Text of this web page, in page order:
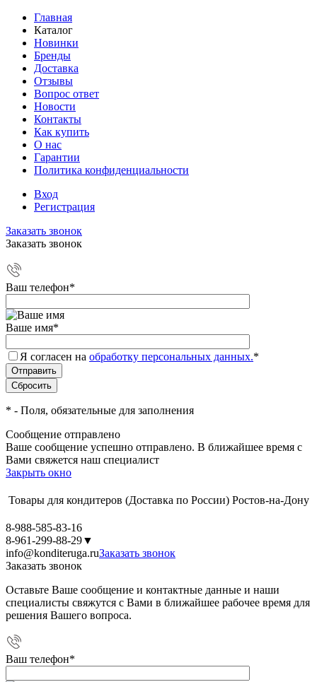
Главная
Каталог
Новинки
Бренды
Доставка
Отзывы
Вопрос ответ
Новости
Контакты
Как купить
О нас
Гарантии
Политика конфиденциальности
Вход
Регистрация
Заказать звонок
Заказать звонок
Ваш телефон*
Ваше имя*
Я согласен на обработку персональных данных.*
* - Поля, обязательные для заполнения
Сообщение отправлено
Ваше сообщение успешно отправлено. В ближайшее время с
Вами свяжется наш специалист
Закрыть окно
Товары для кондитеров (Доставка по России) Ростов-на-Дону
8-988-585-83-16
8-961-299-88-29▼
info@konditeruga.ruЗаказать звонок
Заказать звонок
Оставьте Ваше сообщение и контактные данные и наши
специалисты свяжутся с Вами в ближайшее рабочее время для
решения Вашего вопроса.
Ваш телефон*